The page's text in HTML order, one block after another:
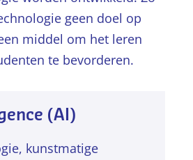
geen doel op
middel om het leren
te bevorderen.
(AI)
kunstmatige